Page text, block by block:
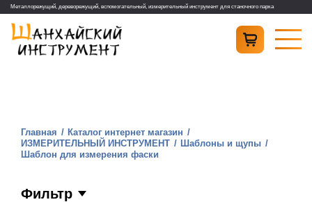
Металлорежущий, дереворежущий, вспомогательный, измерительный инструмент для станочного парка
Главная
Каталог интернет магазин
ИЗМЕРИТЕЛЬНЫЙ ИНСТРУМЕНТ
Шаблоны и щупы
Шаблон для измерения фаски
Фильтр